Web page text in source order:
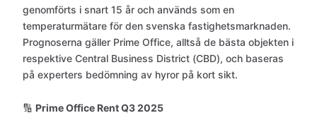
genomförts i snart 15 år och används som en
temperaturmätare för den svenska fastighetsmarknaden.
Prognoserna gäller Prime Office, alltså de bästa objekten i
respektive Central Business District (CBD), och baseras
på experters bedömning av hyror på kort sikt.
🔢 Prime Office Rent Q3 2025